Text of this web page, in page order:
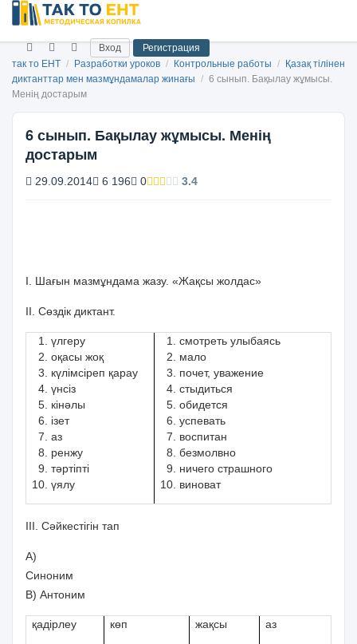
Вход
Регистрация
так то ЕНТ / Разработки уроков / Контрольные работы /
Қазақ тілінен
диктанттар мен мазмұндамалар жинағы / 6 сынып. Бақылау жұмысы.
Менің достарым
6 сынып. Бақылау жұмысы. Менің
достарым
29.09.2014 6 196 0 3.4
І. Шағын мазмұндама жазу. «Жақсы жолдас»
ІІ. Сөздік диктант.
үлгеру
оқасы жоқ
күлімсіреп қарау
үнсіз
кінәлы
ізет
аз
ренжу
тәртіпті
үялу
смотреть улыбаясь
мало
почет, уважение
стыдиться
обидется
успевать
воспитан
безмолвно
ничего страшного
виноват
ІІІ. Сәйкестігін тап
А)
Синоним
В) Антоним
қадірлеу көп жақсы аз